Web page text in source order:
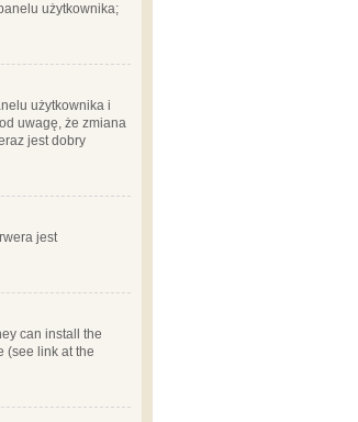
użytkownika;
użytkownika i
uwagę, że zmiana
jest dobry
jest
can install the
(see link at the